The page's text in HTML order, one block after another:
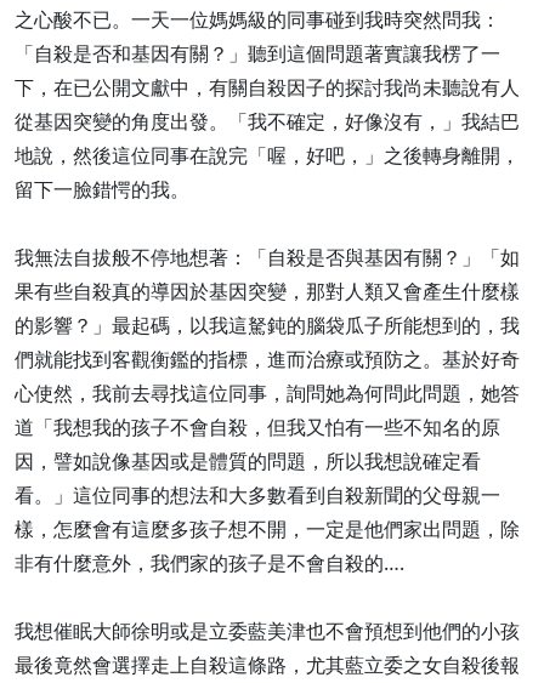
之心酸不已。一天一位媽媽級的同事碰到我時突然問我：
「自殺是否和基因有關？」聽到這個問題著實讓我楞了一
下，在已公開文獻中，有關自殺因子的探討我尚未聽說有人
從基因突變的角度出發。「我不確定，好像沒有，」我結巴
地說，然後這位同事在說完「喔，好吧，」之後轉身離開，
留下一臉錯愕的我。
我無法自拔般不停地想著：「自殺是否與基因有關？」「如
果有些自殺真的導因於基因突變，那對人類又會產生什麼樣
的影響？」最起碼，以我這駑鈍的腦袋瓜子所能想到的，我
們就能找到客觀衡鑑的指標，進而治療或預防之。基於好奇
心使然，我前去尋找這位同事，詢問她為何問此問題，她答
道「我想我的孩子不會自殺，但我又怕有一些不知名的原
因，譬如說像基因或是體質的問題，所以我想說確定看
看。」這位同事的想法和大多數看到自殺新聞的父母親一
樣，怎麼會有這麼多孩子想不開，一定是他們家出問題，除
非有什麼意外，我們家的孩子是不會自殺的….
我想催眠大師徐明或是立委藍美津也不會預想到他們的小孩
最後竟然會選擇走上自殺這條路，尤其藍立委之女自殺後報